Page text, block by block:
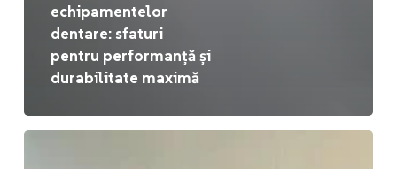
echipamentelor
dentare: sfaturi
pentru performanță și
durabilitate maximă